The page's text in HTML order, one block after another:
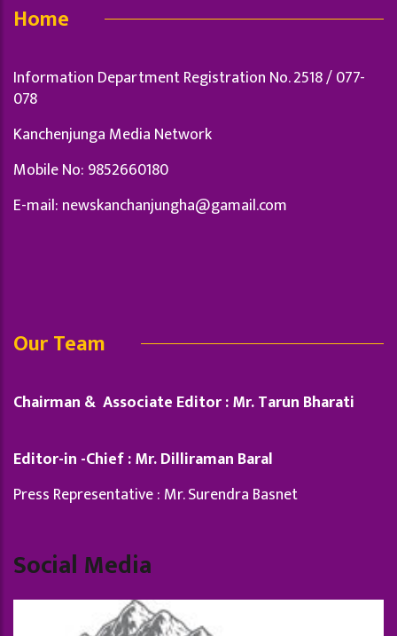
Home
Information Department Registration No. 2518 / 077-
078
Kanchenjunga Media Network
Mobile No: 9852660180
E-mail: newskanchanjungha@gamail.com
Our Team
Chairman & Associate Editor : Mr. Tarun Bharati
Editor-in -Chief : Mr. Dilliraman Baral
Press Representative : Mr. Surendra Basnet
Social Media